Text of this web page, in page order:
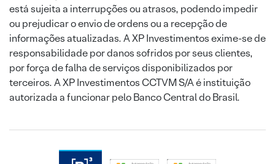
está sujeita a interrupções ou atrasos, podendo impedir
ou prejudicar o envio de ordens ou a recepção de
informações atualizadas. A XP Investimentos exime-se de
responsabilidade por danos sofridos por seus clientes,
por força de falha de serviços disponibilizados por
terceiros. A XP Investimentos CCTVM S/A é instituição
autorizada a funcionar pelo Banco Central do Brasil.